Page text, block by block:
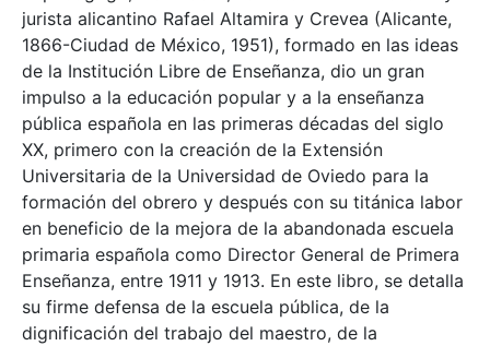
jurista alicantino Rafael Altamira y Crevea (Alicante,
1866-Ciudad de México, 1951), formado en las ideas
de la Institución Libre de Enseñanza, dio un gran
impulso a la educación popular y a la enseñanza
pública española en las primeras décadas del siglo
XX, primero con la creación de la Extensión
Universitaria de la Universidad de Oviedo para la
formación del obrero y después con su titánica labor
en beneficio de la mejora de la abandonada escuela
primaria española como Director General de Primera
Enseñanza, entre 1911 y 1913. En este libro, se detalla
su firme defensa de la escuela pública, de la
dignificación del trabajo del maestro, de la